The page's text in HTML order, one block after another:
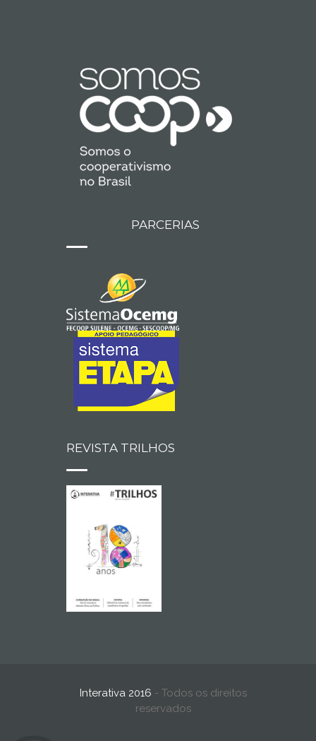
PARCERIAS
REVISTA TRILHOS
Interativa 2016 - Todos os direitos
reservados